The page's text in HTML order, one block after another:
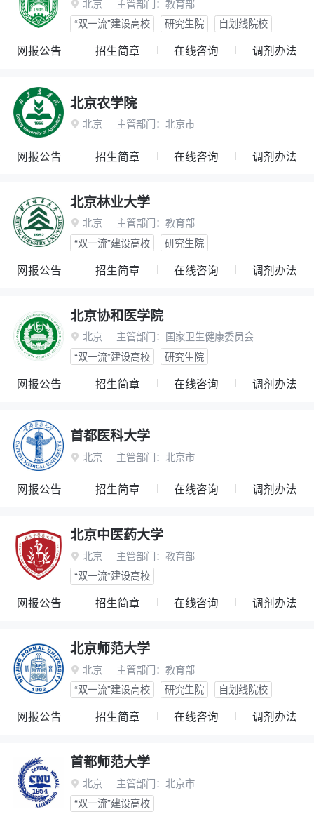
 北京 主管部门： 教育部
“双一流”建设高校
研究生院 自划线院校
网报公告 招生简章 在线咨询 调剂办法
北京农学院
 北京 主管部门： 北京市
网报公告 招生简章 在线咨询 调剂办法
北京林业大学
 北京 主管部门： 教育部
“双一流”建设高校
研究生院
网报公告 招生简章 在线咨询 调剂办法
北京协和医学院
 北京 主管部门： 国家卫生健康委员会
“双一流”建设高校
研究生院
网报公告 招生简章 在线咨询 调剂办法
首都医科大学
 北京 主管部门： 北京市
网报公告 招生简章 在线咨询 调剂办法
北京中医药大学
 北京 主管部门： 教育部
“双一流”建设高校
网报公告 招生简章 在线咨询 调剂办法
北京师范大学
 北京 主管部门： 教育部
“双一流”建设高校
研究生院 自划线院校
网报公告 招生简章 在线咨询 调剂办法
首都师范大学
 北京 主管部门： 北京市
“双一流”建设高校